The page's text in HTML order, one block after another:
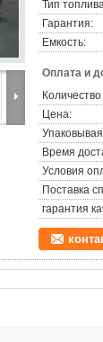
Тип
Гарантия:
Емкость:
Оплата и
Цена:
Время
Условия
Поставка
гарантия